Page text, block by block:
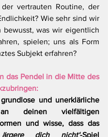
der vertrauten Routine, der
Wie sehr sind wir
bewusst, was wir eigentlich
spielen; uns als Form
Subjekt erfahren?
das Pendel in die Mitte des
und unerklärliche
deinen vielfältigen
Ausdrucksformen und wisse, dass das
ärgere dich nicht‘-Spiel